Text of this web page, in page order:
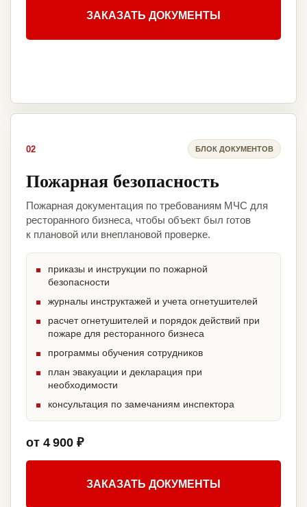
ЗАКАЗАТЬ ДОКУМЕНТЫ
02 БЛОК ДОКУМЕНТОВ
Пожарная безопасность
Пожарная документация по требованиям МЧС для
ресторанного бизнеса, чтобы объект был готов
к плановой или внеплановой проверке.
приказы и инструкции по пожарной
безопасности
журналы инструктажей и учета огнетушителей
расчет огнетушителей и порядок действий при
пожаре для ресторанного бизнеса
программы обучения сотрудников
план эвакуации и декларация при
необходимости
консультация по замечаниям инспектора
от 4 900 ₽
ЗАКАЗАТЬ ДОКУМЕНТЫ